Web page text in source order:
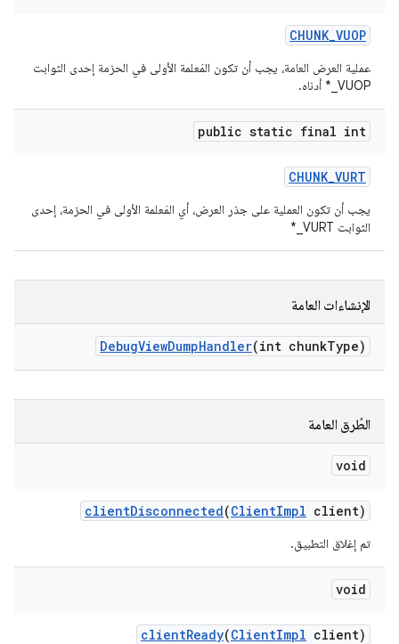
CHUNK_VUOP
عملية العرض العامة، يجب أن تكون المَعلمة الأولى في الحزمة إحدى الثوابت
VUOP_* أدناه.
public static final int
CHUNK_VURT
يجب أن تكون العملية على جذر العرض، أي المَعلمة الأولى في الحزمة، إحدى
الثوابت VURT_*
الإنشاءات العامة
DebugViewDumpHandler(int chunkType)
الطُرق العامة
void
clientDisconnected(ClientImpl client)
تم إغلاق التطبيق.
void
clientReady(ClientImpl client)